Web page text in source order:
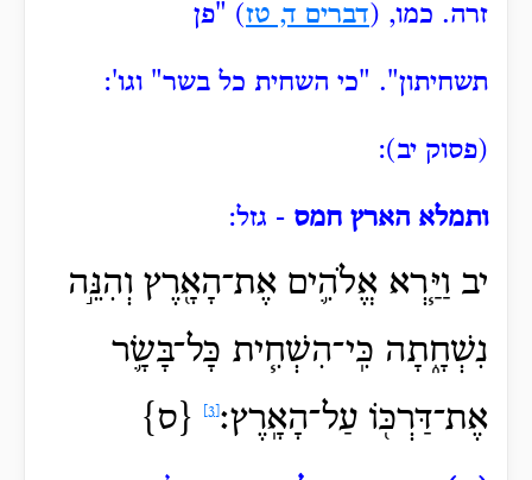
זרה. כמו, (דברים ד, טז) "פן
תשחיתון". "כי השחית כל בשר" וגו':
(פסוק יב):
ותמלא הארץ חמס - גזל:
יב וַיַּ֧רְא אֱלֹהִ֛ים אֶת־הָאָ֖רֶץ וְהִנֵּ֣ה
נִשְׁחָ֑תָה כִּֽי־הִשְׁחִ֧ית כָּל־בָּשָׂ֛ר
אֶת־דַּרְכּ֖וֹ עַל־הָאָֽרֶץ׃
{ס}